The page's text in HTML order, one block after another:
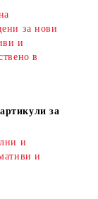
за нови
и
в
за
и
и